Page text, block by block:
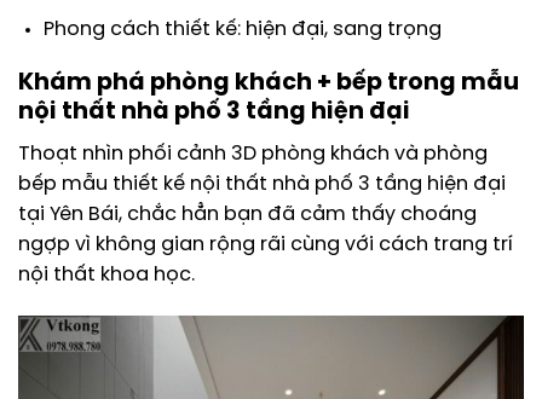
Phong cách thiết kế: hiện đại, sang trọng
Khám phá phòng khách + bếp trong mẫu
nội thất nhà phố 3 tầng hiện đại
Thoạt nhìn phối cảnh 3D phòng khách và phòng
bếp mẫu thiết kế nội thất nhà phố 3 tầng hiện đại
tại Yên Bái, chắc hẳn bạn đã cảm thấy choáng
ngợp vì không gian rộng rãi cùng với cách trang trí
nội thất khoa học.